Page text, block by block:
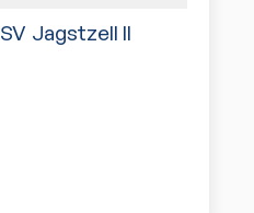
SV Jagstzell II